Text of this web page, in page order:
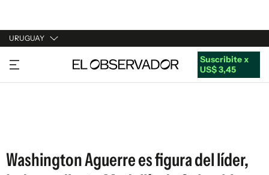
URUGUAY
URUGUAY
ARGENTINA
Suscribite x
US$ 3,45
Washington Aguerre es figura del líder,